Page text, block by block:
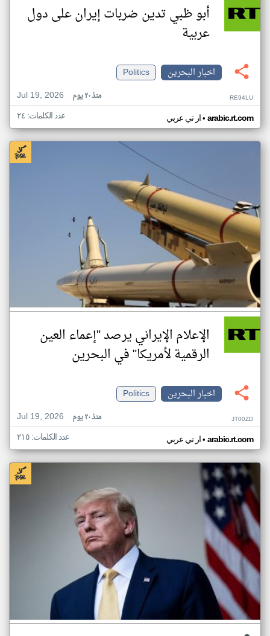
أبو ظبي تدين ضربات إيران على دول
عربية
اخبار البحرين
Politics
Jul 19, 2026
منذ ٢٠ يوم RE94LU
ار تي عربي• arabic.rt.com عدد الكلمات: ٢٤
الإعلام الإيراني يرصد "إعماء العين
الرقمية لأمريكا" في البحرين
اخبار البحرين
Politics
Jul 19, 2026
منذ ٢٠ يوم JT00ZD
ار تي عربي• arabic.rt.com عدد الكلمات: ٢١٥